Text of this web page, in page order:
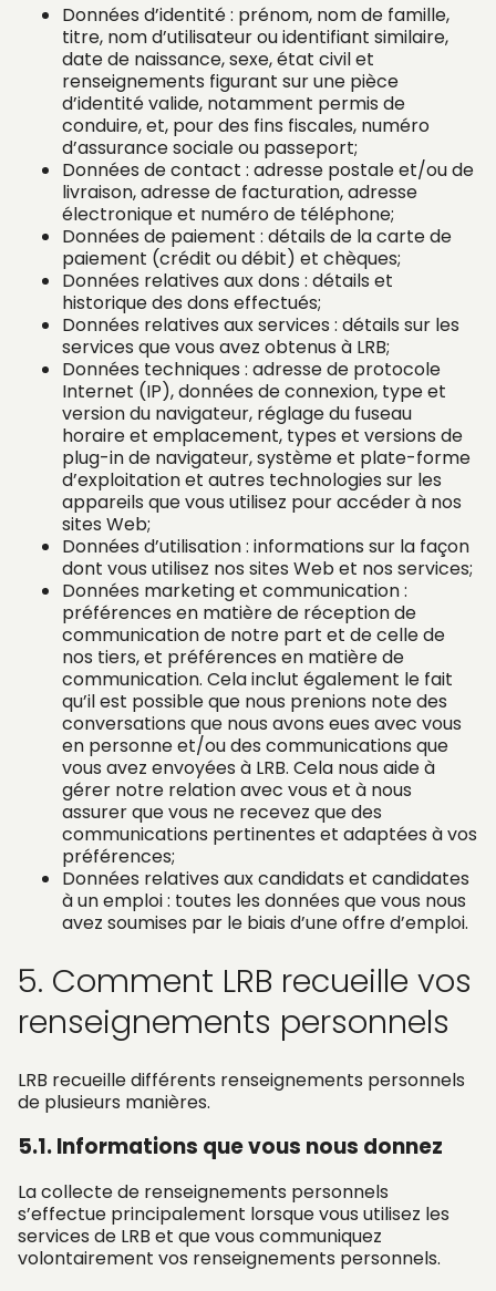
Données d’identité : prénom, nom de famille,
titre, nom d’utilisateur ou identifiant similaire,
date de naissance, sexe, état civil et
renseignements figurant sur une pièce
d’identité valide, notamment permis de
conduire, et, pour des fins fiscales, numéro
d’assurance sociale ou passeport;
Données de contact : adresse postale et/ou de
livraison, adresse de facturation, adresse
électronique et numéro de téléphone;
Données de paiement : détails de la carte de
paiement (crédit ou débit) et chèques;
Données relatives aux dons : détails et
historique des dons effectués;
Données relatives aux services : détails sur les
services que vous avez obtenus à LRB;
Données techniques : adresse de protocole
Internet (IP), données de connexion, type et
version du navigateur, réglage du fuseau
horaire et emplacement, types et versions de
plug-in de navigateur, système et plate-forme
d’exploitation et autres technologies sur les
appareils que vous utilisez pour accéder à nos
sites Web;
Données d’utilisation : informations sur la façon
dont vous utilisez nos sites Web et nos services;
Données marketing et communication :
préférences en matière de réception de
communication de notre part et de celle de
nos tiers, et préférences en matière de
communication. Cela inclut également le fait
qu’il est possible que nous prenions note des
conversations que nous avons eues avec vous
en personne et/ou des communications que
vous avez envoyées à LRB. Cela nous aide à
gérer notre relation avec vous et à nous
assurer que vous ne recevez que des
communications pertinentes et adaptées à vos
préférences;
Données relatives aux candidats et candidates
à un emploi : toutes les données que vous nous
avez soumises par le biais d’une offre d’emploi.
5. Comment LRB recueille vos
renseignements personnels
LRB recueille différents renseignements personnels
de plusieurs manières.
5.1. Informations que vous nous donnez
La collecte de renseignements personnels
s’effectue principalement lorsque vous utilisez les
services de LRB et que vous communiquez
volontairement vos renseignements personnels.